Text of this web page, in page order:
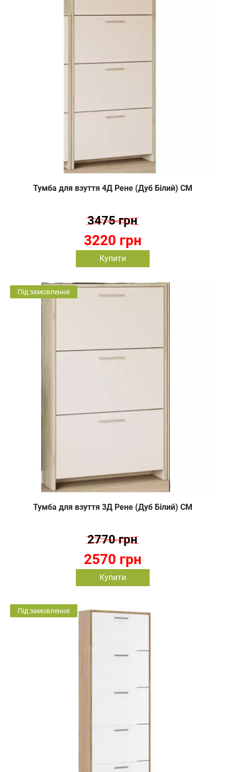
Тумба для взуття 4Д Рене (Дуб Білий) СМ
3220 грн
3475 грн
Купити
Під замовлення
Тумба для взуття 3Д Рене (Дуб Білий) СМ
2570 грн
2770 грн
Купити
Під замовлення